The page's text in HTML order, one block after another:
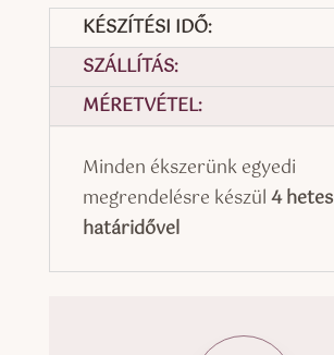
KÉSZÍTÉSI IDŐ:
SZÁLLÍTÁS:
MÉRETVÉTEL:
Minden ékszerünk egyedi
megrendelésre készül4 hetes
határidővel